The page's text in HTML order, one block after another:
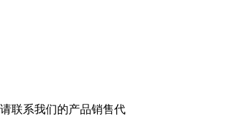
联系我们的产品销售代